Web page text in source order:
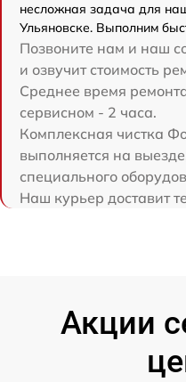
несложная задача для
Ульяновске. Выполним
Позвоните нам и наш
и озвучит стоимость
Среднее время
сервисном - 2 часа.
Комплексная чистка
выполняется на
специального
Наш курьер доставит
Акции